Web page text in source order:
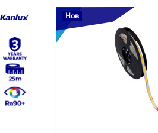
Нов